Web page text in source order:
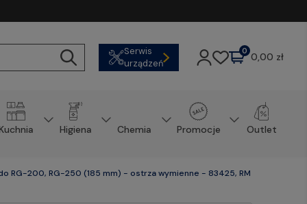
Serwis
urządzeń
0,00 zł
0
Higiena Chemia Promocje Outlet
RG-200, RG-250 (185 mm) - ostrza wymienne - 83425, RM